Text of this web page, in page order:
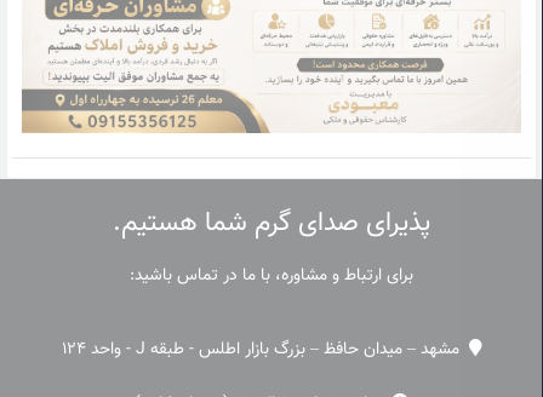
پذیرای صدای گرم شما هستیم.
برای ارتباط و مشاوره، با ما در تماس باشید:
مشهد – میدان حافظ – بزرگ بازار اطلس - طبقه J - واحد 124